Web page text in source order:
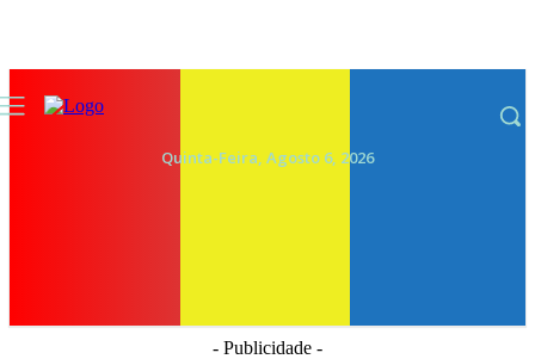
Quinta-Feira, Agosto 6, 2026
- Publicidade -